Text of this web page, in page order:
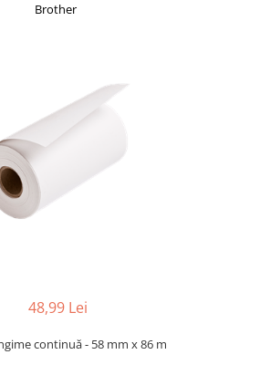
Brother
48,99 Lei
continuă - 58 mm x 86 m